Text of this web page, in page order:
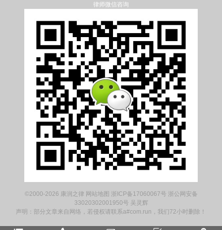
律师微信咨询
©2000-2026 康润之律 网站地图 浙ICP备17060067号 浙公网安备
33020302001950号 吴灵辉
声明：部分文章来自网络，若侵权请联系a#com.run，我们72小时删除！